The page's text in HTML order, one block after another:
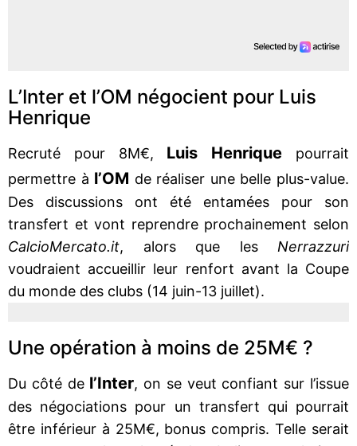
L’Inter et l’OM négocient pour Luis
Henrique
Recruté pour 8M€, Luis Henrique pourrait
permettre à l’OM de réaliser une belle plus-value.
Des discussions ont été entamées pour son
transfert et vont reprendre prochainement selon
CalcioMercato.it, alors que les Nerrazzuri
voudraient accueillir leur renfort avant la Coupe
du monde des clubs (14 juin-13 juillet).
Une opération à moins de 25M€ ?
Du côté de l’Inter, on se veut confiant sur l’issue
des négociations pour un transfert qui pourrait
être inférieur à 25M€, bonus compris. Telle serait